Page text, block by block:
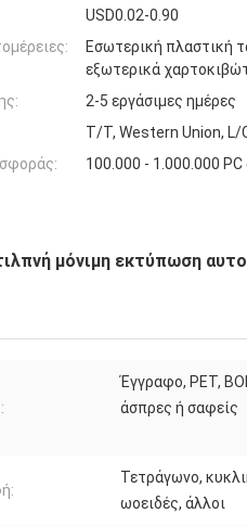
USD0.02-0.90
Εσωτερική πλαστική
εξωτερικά
2-5 εργάσιμες ημέρες
T/T, Western Union, L/
100.000 - 1.000.000 PC
μόνιμη εκτύπωση
Έγγραφο, PET,
άσπρες ή σαφείς
Τετράγωνο,
ωοειδές, άλλοι